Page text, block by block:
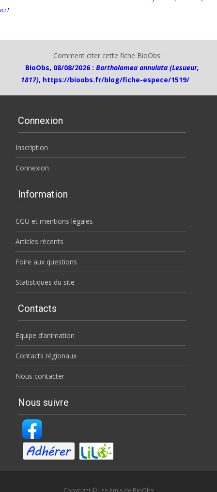
ici !
Comment citer cette fiche BioObs :
BioObs, 08/08/2026 : Bartholomea annulata (Lesueur,
1817), https://bioobs.fr/blog/fiche-espece/1519/
Connexion
Inscription
Connexion
Information
CGU et mentions légales
Articles récents
Foire aux questions
Statistiques du site
Contacts
Equipe d’animation
Contacts régionaux
Nous contacter
Nous suivre
Copyright © Les Amis de BioObs